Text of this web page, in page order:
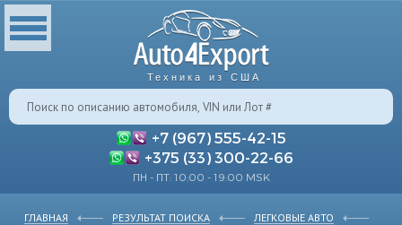
Техника из США
+7 (967) 555-42-15
+375 (33) 300-22-66
ПН - ПТ: 10:00 - 19:00 MSK
ГЛАВНАЯ РЕЗУЛЬТАТ ПОИСКА
ЛЕГКОВЫЕ АВТО